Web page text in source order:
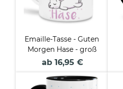
Emaille-Tasse - Guten
Morgen Hase - groß
ab 16,95 €